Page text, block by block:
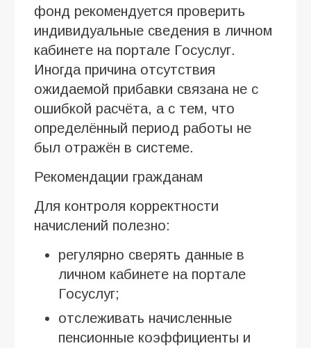
фонд рекомендуется проверить
индивидуальные сведения в личном
кабинете на портале Госуслуг.
Иногда причина отсутствия
ожидаемой прибавки связана не с
ошибкой расчёта, а с тем, что
определённый период работы не
был отражён в системе.
Рекомендации гражданам
Для контроля корректности
начислений полезно:
регулярно сверять данные в
личном кабинете на портале
Госуслуг;
отслеживать начисленные
пенсионные коэффициенты и